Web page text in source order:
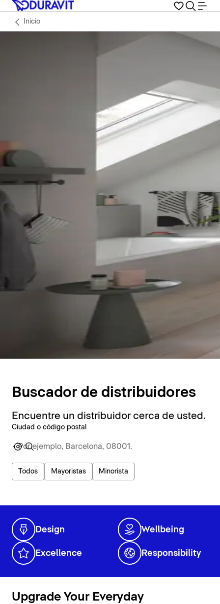
Inicio
Buscador de distribuidores
Encuentre un distribuidor cerca de usted.
Ciudad o código postal
Todos Mayoristas Minorista
Design Wellbeing
Excellence Responsibility
Upgrade Your Everyday